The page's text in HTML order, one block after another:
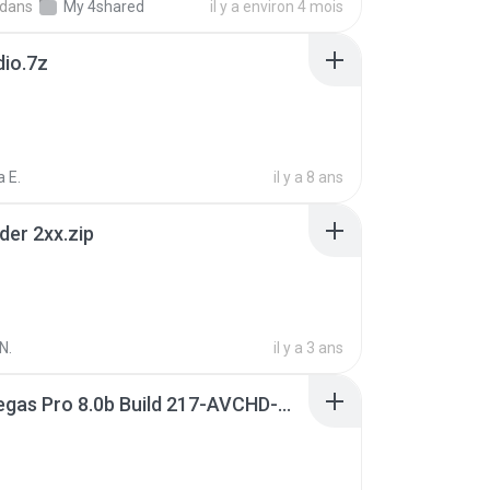
dans My 4shared il y a environ 4 mois
E. il y a 8 ans
2xx.zip
il y a 3 ans
Sony Vegas Pro 8.0b Build 217-AVCHD-MPG-AC3 FIXED.7z